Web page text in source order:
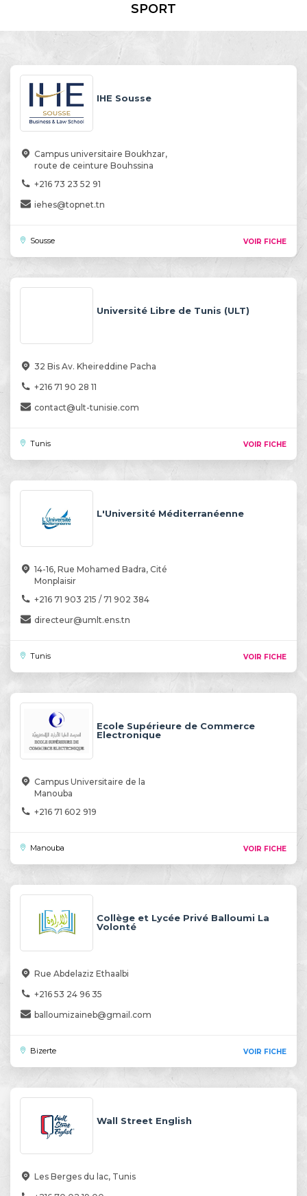
SPORT
IHE Sousse
Campus universitaire Boukhzar,
route de ceinture Bouhssina
+216 73 23 52 91
iehes@topnet.tn
Sousse VOIR FICHE
Université Libre de Tunis (ULT)
32 Bis Av. Kheireddine Pacha
+216 71 90 28 11
contact@ult-tunisie.com
Tunis VOIR FICHE
L'Université Méditerranéenne
14-16, Rue Mohamed Badra, Cité
Monplaisir
+216 71 903 215 / 71 902 384
directeur@umlt.ens.tn
Tunis VOIR FICHE
Ecole Supérieure de Commerce
Electronique
Campus Universitaire de la
Manouba
+216 71 602 919
Manouba VOIR FICHE
Collège et Lycée Privé Balloumi La
Volonté
Rue Abdelaziz Ethaalbi
+216 53 24 96 35
balloumizaineb@gmail.com
Bizerte VOIR FICHE
Wall Street English
Les Berges du lac, Tunis